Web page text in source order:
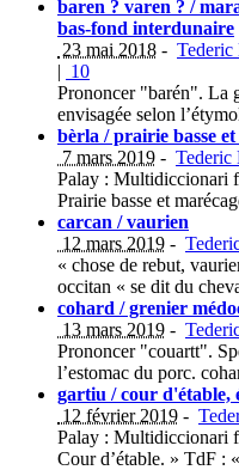
baren ? varen ? /
bas-fond interdunaire
23 mai 2018 - Tederic
| 10
Prononcer "barén". La
envisagée selon
bèrla / prairie basse et
7 mars 2019 - Tederic
Palay : Multidiccionari
Prairie basse et
carcan / vaurien
12 mars 2019 -
« chose de rebut,
occitan « se dit du
cohard / grenier
13 mars 2019 -
Prononcer "couartt".
l’estomac du porc.
gartiu / cour d'étable,
12 février 2019 -
Palay : Multidiccionari
Cour d’étable. » TdF :